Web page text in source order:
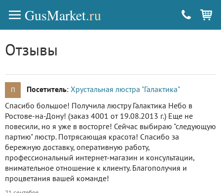
GusMarket.ru
Отзывы
П Посетитель: Хрустальная люстра "Галактика"
Спасибо большое! Получила люстру Галактика Небо в
Ростове-на-Дону! (заказ 4001 от 19.08.2013 г.) Еще не
повесили, но я уже в восторге! Сейчас выбираю "следующую
партию" люстр. Потрясающая красота! Спасибо за
бережную доставку, оперативную работу,
профессиональный интернет-магазин и консультации,
внимательное отношение к клиенту. Благополучия и
процветания вашей команде!